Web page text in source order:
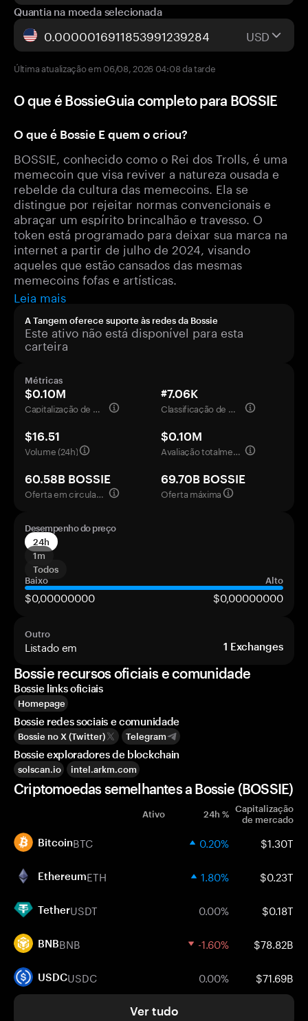
Quantia na moeda selecionada
USD
Última atualização em 06/08, 2026 04:08 da tarde
O que é BossieGuia completo para BOSSIE
O que é Bossie E quem o criou?
BOSSIE, conhecido como o Rei dos Trolls, é uma
memecoin que visa reviver a natureza ousada e
rebelde da cultura das memecoins. Ela se
distingue por rejeitar normas convencionais e
abraçar um espírito brincalhão e travesso. O
token está programado para deixar sua marca na
internet a partir de julho de 2024, visando
aqueles que estão cansados das mesmas
memecoins fofas e artísticas.
Leia mais
A Tangem oferece suporte às redes da Bossie
Este ativo não está disponível para esta
carteira
Métricas
$0.10M
Capitalização de mercado
#7.06K
Classificação de mercado
$16.51
Volume (24h)
$0.10M
Avaliação totalmente diluída
60.58B BOSSIE
Oferta em circulação
69.70B BOSSIE
Oferta máxima
Desempenho do preço
24h
1m
Todos
Baixo
Alto
$0,00000000 $0,00000000
Outro
Listado em 1 Exchanges
Bossie recursos oficiais e comunidade
Bossie links oficiais
Homepage
Bossie redes sociais e comunidade
Bossie no X (Twitter) Telegram
Bossie exploradores de blockchain
solscan.io intel.arkm.com
Criptomoedas semelhantes a Bossie (BOSSIE)
Ativo 24h % Capitalização
de mercado
BitcoinBTC 0.20% $1.30T
EthereumETH 1.80% $0.23T
TetherUSDT 0.00% $0.18T
BNBBNB -1.60% $78.82B
USDCUSDC 0.00% $71.69B
Ver tudo